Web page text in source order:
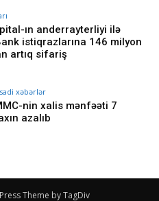
ın anderrayterliyi ilə
istiqrazlarına 146 milyon
artıq sifariş
xəbərlər
nin xalis mənfəəti 7
azalıb
Theme by TagDiv